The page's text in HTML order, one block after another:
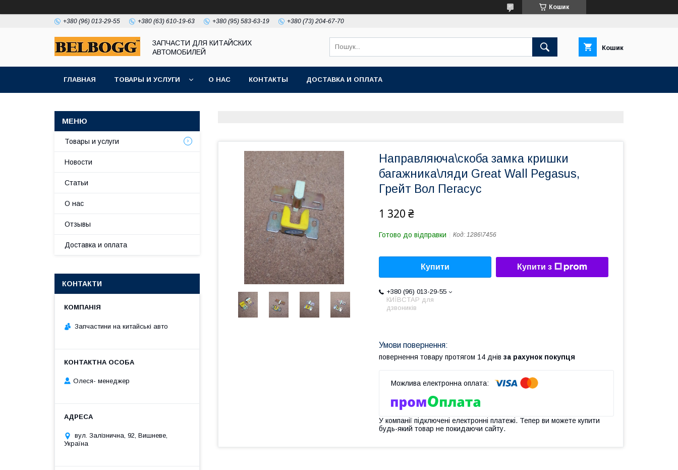
Кошик
+380 (96) 013-29-55 +380 (63) 610-19-63 +380 (95) 583-63-19 +380 (73) 204-67-70
ЗАПЧАСТИ ДЛЯ КИТАЙСКИХ
АВТОМОБИЛЕЙ
Кошик
ГЛАВНАЯ ТОВАРЫ И УСЛУГИ О НАС КОНТАКТЫ ДОСТАВКА И ОПЛАТА
Направляюча\скоба замка кришки
багажника\ляди Great Wall Pegasus,
Грейт Вол Пегасус
1 320 ₴
Готово до відправки Код: 1286\7456
Купити Купити з
+380 (96) 013-29-55
КИЇВСТАР для
дзвоників
повернення товару протягом 14 днів за рахунок покупця
У компанії підключені електронні платежі. Тепер ви можете купити
будь-який товар не покидаючи сайту.
Товары и услуги
Новости
Статьи
О нас
Отзывы
Доставка и оплата
КОНТАКТИ
Запчастини на китайські авто
Олеся- менеджер
вул. Залізнична, 92, Вишневе,
Україна